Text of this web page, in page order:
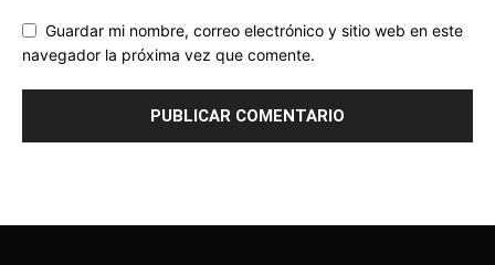
Guardar mi nombre, correo electrónico y sitio web en este
navegador la próxima vez que comente.